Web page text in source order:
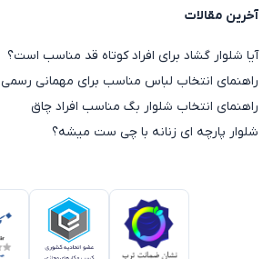
آخرین مقالات
آیا شلوار گشاد برای افراد کوتاه قد مناسب است؟
راهنمای انتخاب لباس مناسب برای مهمانی رسمی
راهنمای انتخاب شلوار بگ مناسب افراد چاق
شلوار پارچه ای زنانه با چی ست میشه؟